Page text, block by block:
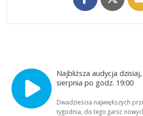
Najbliższa audycja
sierpnia po godz. 19:00
Dwadzieścia największych
tygodnia, do tego garść